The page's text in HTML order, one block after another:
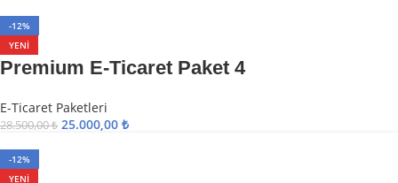
-12%
YENI
Premium E-Ticaret Paket 4
E-Ticaret Paketleri
28.500,00₺ 25.000,00 ₺
-12%
YENI